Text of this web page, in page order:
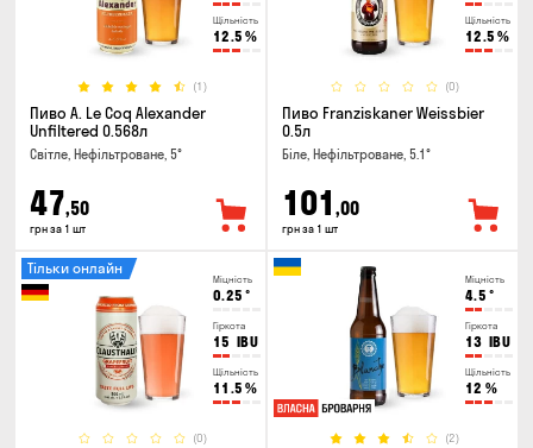
Щільність
12.5 %
(1)
Пиво A. Le Coq Alexander
Unfiltered 0.568л
Світле, Нефільтроване, 5°
47,50
грн за 1 шт
Щільність
12.5 %
(0)
Пиво Franziskaner Weissbier
0.5л
Біле, Нефільтроване, 5.1°
101 ,00
грн за 1 шт
Міцність
0.25 °
Гіркота
15 IBU
Щільність
11.5 %
(0)
Тільки онлайн
Міцність
4.5 °
Гіркота
13 IBU
Щільність
12 %
(2)